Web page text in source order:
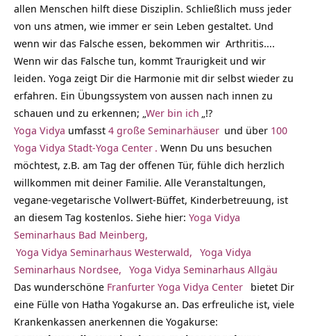
allen Menschen hilft diese Disziplin. Schließlich muss jeder
von uns atmen, wie immer er sein Leben gestaltet. Und
wenn wir das Falsche essen, bekommen wir Arthritis….
Wenn wir das Falsche tun, kommt Traurigkeit und wir
leiden. Yoga zeigt Dir die Harmonie mit dir selbst wieder zu
erfahren. Ein Übungssystem von aussen nach innen zu
schauen und zu erkennen; „Wer bin ich „!?
Yoga Vidya umfasst 4 große Seminarhäuser und über 100
Yoga Vidya Stadt-Yoga Center . Wenn Du uns besuchen
möchtest, z.B. am Tag der offenen Tür, fühle dich herzlich
willkommen mit deiner Familie. Alle Veranstaltungen,
vegane-vegetarische Vollwert-Büffet, Kinderbetreuung, ist
an diesem Tag kostenlos. Siehe hier: Yoga Vidya
Seminarhaus Bad Meinberg,
Yoga Vidya Seminarhaus Westerwald, Yoga Vidya
Seminarhaus Nordsee, Yoga Vidya Seminarhaus Allgäu
Das wunderschöne Franfurter Yoga Vidya Center bietet Dir
eine Fülle von Hatha Yogakurse an. Das erfreuliche ist, viele
Krankenkassen anerkennen die Yogakurse: